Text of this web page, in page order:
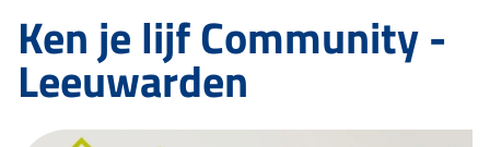
Ken je lijf Community -
Leeuwarden